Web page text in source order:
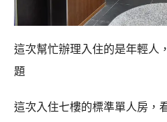
這次幫忙辦理入住的是年輕人
題
這次入住七樓的標準單人房，